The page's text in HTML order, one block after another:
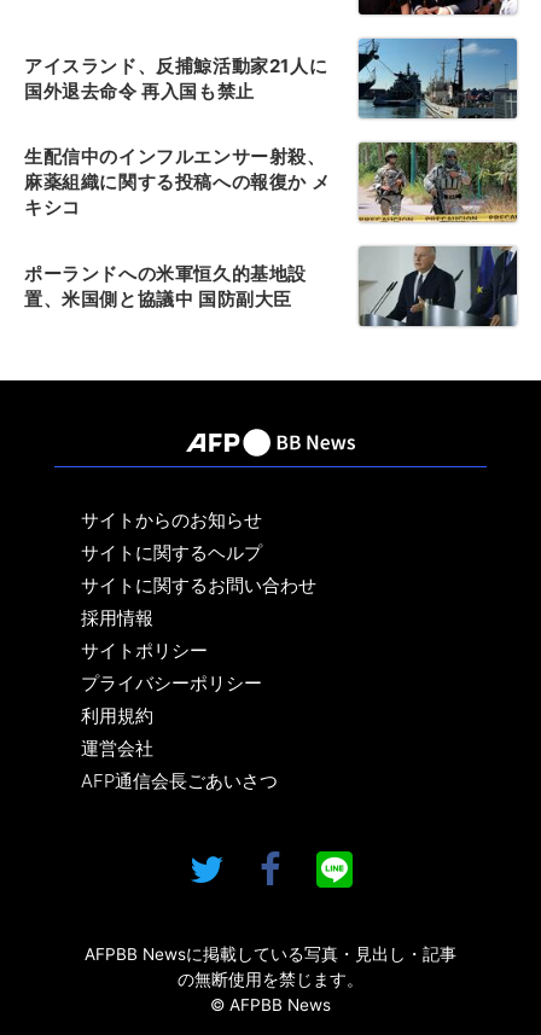
アイスランド、反捕鯨活動家21人に
国外退去命令 再入国も禁止
生配信中のインフルエンサー射殺、
麻薬組織に関する投稿への報復か メ
キシコ
ポーランドへの米軍恒久的基地設
置、米国側と協議中 国防副大臣
サイトからのお知らせ
サイトに関するヘルプ
サイトに関するお問い合わせ
採用情報
サイトポリシー
プライバシーポリシー
利用規約
運営会社
AFP通信会長ごあいさつ
AFPBB Newsに掲載している写真・見出し・記事
の無断使用を禁じます。
© AFPBB News